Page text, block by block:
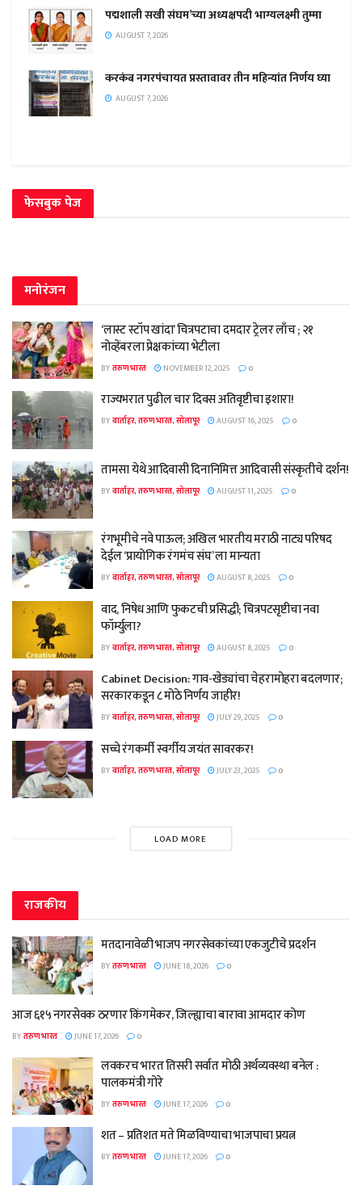
पद्मशाली सखी संघम’च्या अध्यक्षपदी भाग्यलक्ष्मी तुम्मा
AUGUST 7, 2026
करकंब नगरपंचायत प्रस्तावावर तीन महिन्यांत निर्णय घ्या
AUGUST 7, 2026
फेसबुक पेज
मनोरंजन
‘लास्ट स्टॉप खांदा’ चित्रपटाचा दमदार ट्रेलर लाँच ; २१
नोव्हेंबरला प्रेक्षकांच्या भेटीला
BYतरुण भारत NOVEMBER 12, 2025 0
राज्यभरात पुढील चार दिवस अतिवृष्टीचा इशारा!
BYवार्ताहर, तरुण भारत, सोलापूर AUGUST 16, 2025 0
तामसा येथे आदिवासी दिनानिमित्त आदिवासी संस्कृतीचे दर्शन!
BYवार्ताहर, तरुण भारत, सोलापूर AUGUST 11, 2025 0
रंगभूमीचे नवे पाऊल; अखिल भारतीय मराठी नाट्य परिषद
देईल ‘प्रायोगिक रंगमंच संघ’ ला मान्यता
BYवार्ताहर, तरुण भारत, सोलापूर AUGUST 8, 2025 0
वाद, निषेध आणि फुकटची प्रसिद्धी; चित्रपटसृष्टीचा नवा
फॉर्म्युला?
BYवार्ताहर, तरुण भारत, सोलापूर AUGUST 8, 2025 0
Cabinet Decision: गाव-खेड्यांचा चेहरामोहरा बदलणार;
सरकारकडून ८ मोठे निर्णय जाहीर!
BYवार्ताहर, तरुण भारत, सोलापूर JULY 29, 2025 0
सच्चे रंगकर्मी स्वर्गीय जयंत सावरकर!
BYवार्ताहर, तरुण भारत, सोलापूर JULY 23, 2025 0
LOAD MORE
राजकीय
मतदानावेळी भाजप नगरसेवकांच्या एकजुटीचे प्रदर्शन
BYतरुण भारत JUNE 18, 2026 0
आज ६१५ नगरसेवक ठरणार किंगमेकर, जिल्ह्याचा बारावा आमदार कोण
BYतरुण भारत JUNE 17, 2026 0
लवकरच भारत तिसरी सर्वात मोठी अर्थव्यवस्था बनेल :
पालकमंत्री गोरे
BYतरुण भारत JUNE 17, 2026 0
शत – प्रतिशत मते मिळविण्याचा भाजपाचा प्रयत्न
BYतरुण भारत JUNE 17, 2026 0